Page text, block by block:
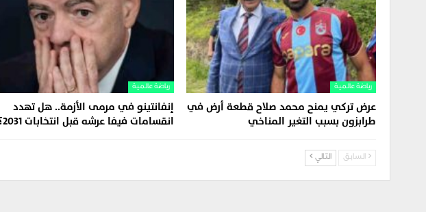
رياضة عالمية
عرض تركي يمنح محمد صلاح قطعة أرض في
طرابزون بسبب التغير المناخي
رياضة عالمية
إنفانتينو في مرمى الأزمة.. هل تهدد
انقسامات فيفا عرشه قبل انتخابات 2031؟
السابق التالي